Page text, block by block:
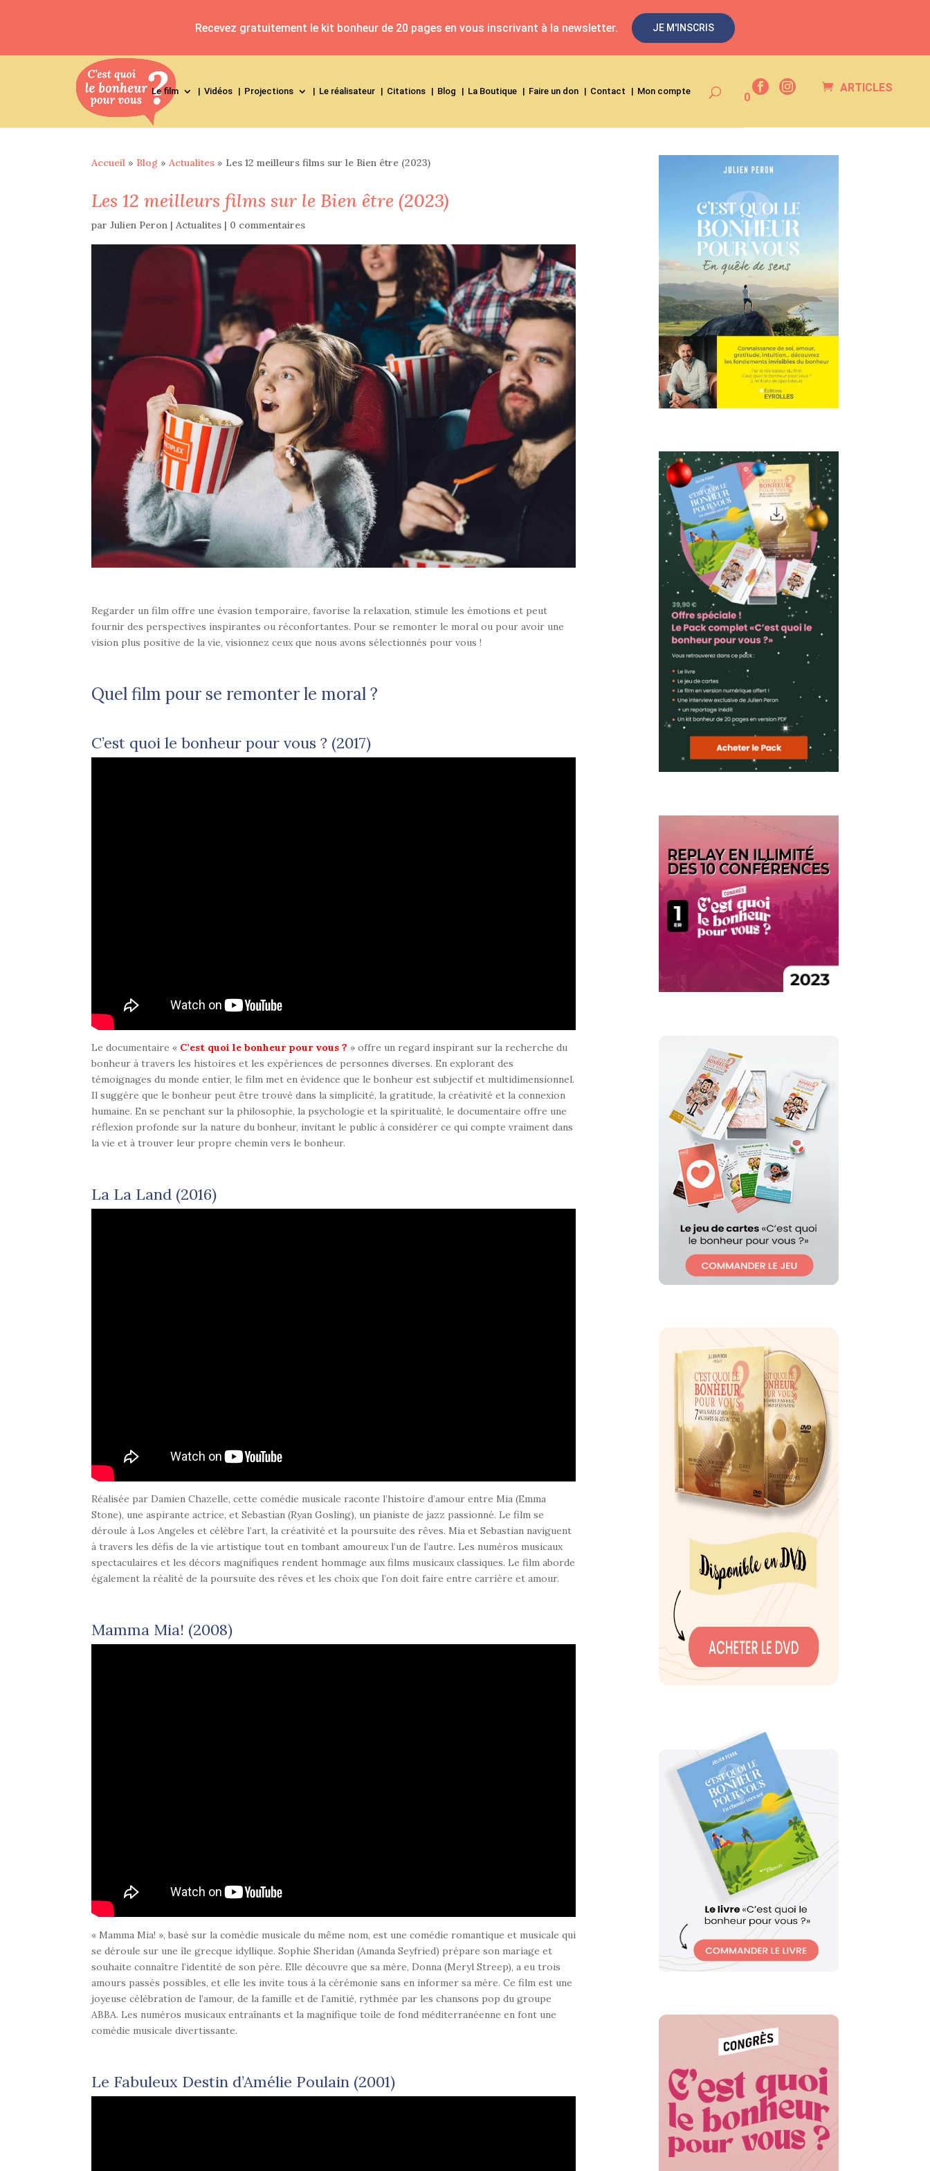
ARTICLES
0
Le film Vidéos Projections Le réalisateur Citations Blog La Boutique Faire un don Contact Mon compte
Accueil » Blog » Actualites » Les 12 meilleurs films sur le Bien être (2023)
Les 12 meilleurs films sur le Bien être (2023)
par Julien Peron | Actualites | 0 commentaires
Regarder un film offre une évasion temporaire, favorise la relaxation, stimule les émotions et peut
fournir des perspectives inspirantes ou réconfortantes. Pour se remonter le moral ou pour avoir une
vision plus positive de la vie, visionnez ceux que nous avons sélectionnés pour vous !
Quel film pour se remonter le moral ?
C’est quoi le bonheur pour vous ? (2017)
Le documentaire « C’est quoi le bonheur pour vous ? » offre un regard inspirant sur la recherche du
bonheur à travers les histoires et les expériences de personnes diverses. En explorant des
témoignages du monde entier, le film met en évidence que le bonheur est subjectif et multidimensionnel.
Il suggère que le bonheur peut être trouvé dans la simplicité, la gratitude, la créativité et la connexion
humaine. En se penchant sur la philosophie, la psychologie et la spiritualité, le documentaire offre une
réflexion profonde sur la nature du bonheur, invitant le public à considérer ce qui compte vraiment dans
la vie et à trouver leur propre chemin vers le bonheur.
La La Land (2016)
Réalisée par Damien Chazelle, cette comédie musicale raconte l’histoire d’amour entre Mia (Emma
Stone), une aspirante actrice, et Sebastian (Ryan Gosling), un pianiste de jazz passionné. Le film se
déroule à Los Angeles et célèbre l’art, la créativité et la poursuite des rêves. Mia et Sebastian naviguent
à travers les défis de la vie artistique tout en tombant amoureux l’un de l’autre. Les numéros musicaux
spectaculaires et les décors magnifiques rendent hommage aux films musicaux classiques. Le film aborde
également la réalité de la poursuite des rêves et les choix que l’on doit faire entre carrière et amour.
Mamma Mia! (2008)
« Mamma Mia! », basé sur la comédie musicale du même nom, est une comédie romantique et musicale qui
se déroule sur une île grecque idyllique. Sophie Sheridan (Amanda Seyfried) prépare son mariage et
souhaite connaître l’identité de son père. Elle découvre que sa mère, Donna (Meryl Streep), a eu trois
amours passés possibles, et elle les invite tous à la cérémonie sans en informer sa mère. Ce film est une
joyeuse célébration de l’amour, de la famille et de l’amitié, rythmée par les chansons pop du groupe
ABBA. Les numéros musicaux entraînants et la magnifique toile de fond méditerranéenne en font une
comédie musicale divertissante.
Le Fabuleux Destin d’Amélie Poulain (2001)
Recevez gratuitement le kit bonheur de 20 pages en vous inscrivant à la newsletter. JE M'INSCRIS